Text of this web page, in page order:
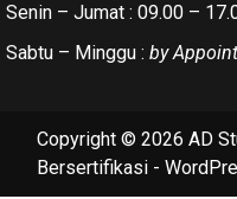
Senin – Jumat : 09.00 –
Sabtu – Minggu : by
Copyright © 2026 AD
Bersertifikasi -